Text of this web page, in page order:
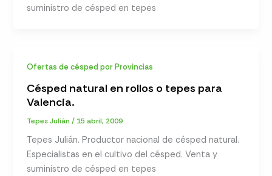
suministro de césped en tepes
Ofertas de césped por Provincias
Césped natural en rollos o tepes para
Valencia.
Tepes Julián/ 15 abril, 2009
Tepes Julián. Productor nacional de césped natural.
Especialistas en el cultivo del césped. Venta y
suministro de césped en tepes